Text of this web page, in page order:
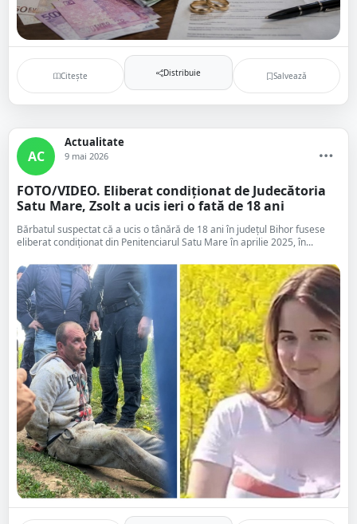
Citește Distribuie Salvează
AC
Actualitate
9 mai 2026
FOTO/VIDEO. Eliberat condiționat de Judecătoria
Satu Mare, Zsolt a ucis ieri o fată de 18 ani
Bărbatul suspectat că a ucis o tânără de 18 ani în județul Bihor fusese
eliberat condiționat din Penitenciarul Satu Mare în aprilie 2025, în...